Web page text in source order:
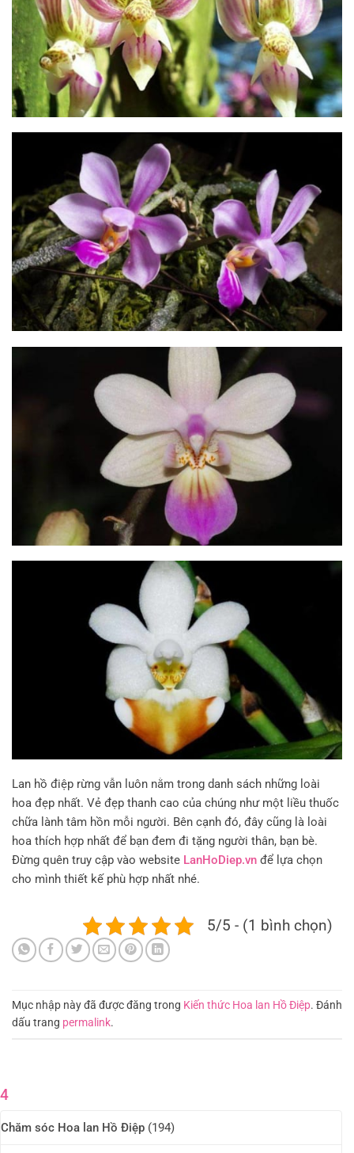
Lan hồ điệp rừng vẫn luôn nằm trong danh sách những loài
hoa đẹp nhất. Vẻ đẹp thanh cao của chúng như một liều thuốc
chữa lành tâm hồn mỗi người. Bên cạnh đó, đây cũng là loài
hoa thích hợp nhất để bạn đem đi tặng người thân, bạn bè.
Đừng quên truy cập vào website LanHoDiep.vn để lựa chọn
cho mình thiết kế phù hợp nhất nhé.
5/5 - (1 bình chọn)
Mục nhập này đã được đăng trong Kiến thức Hoa lan Hồ Điệp. Đánh
dấu trang permalink.
4
Chăm sóc Hoa lan Hồ Điệp (194)